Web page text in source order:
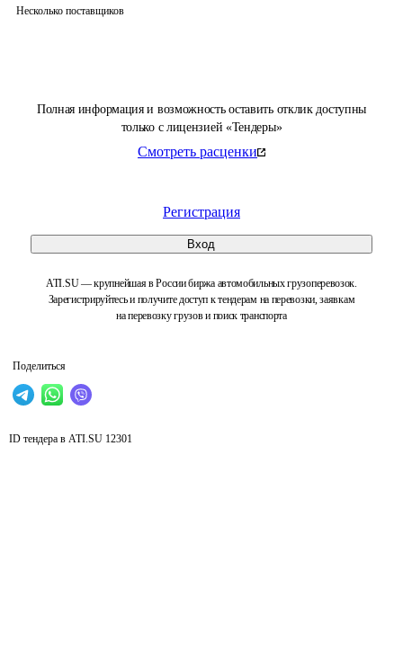
Полная информация и возможность оставить отклик доступны
только с лицензией «Тендеры»
Смотреть расценки
Регистрация
Вход
ATI.SU — крупнейшая в России биржа автомобильных грузоперевозок.
Зарегистрируйтесь и получите доступ к тендерам на перевозки, заявкам
на перевозку грузов и поиск транспорта
Поделиться
Несколько поставщиков
ID тендера в ATI.SU 12301